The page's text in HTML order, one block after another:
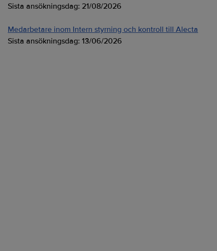
Sista ansökningsdag: 21/08/2026
Medarbetare inom Intern styrning och kontroll till Alecta
Sista ansökningsdag: 13/06/2026